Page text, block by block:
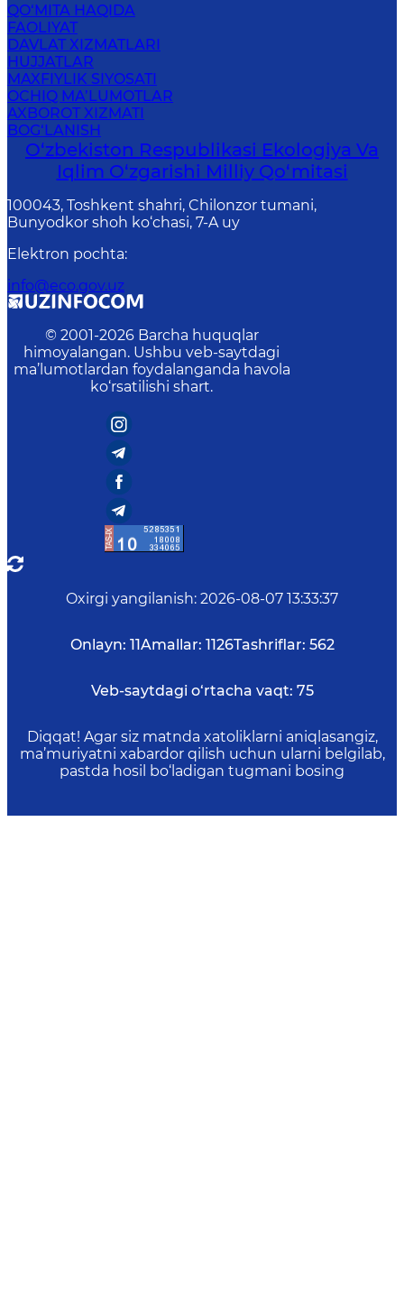
QO‘MITA HAQIDA
FAOLIYAT
DAVLAT XIZMATLARI
HUJJATLAR
MAXFIYLIK SIYOSATI
OCHIQ MA’LUMOTLAR
AXBOROT XIZMATI
BOG‘LANISH
O‘zbekiston Respublikasi Ekologiya Va
Iqlim O‘zgarishi Milliy Qo‘mitasi
100043, Toshkent shahri, Chilonzor tumani,
Bunyodkor shoh ko‘chasi, 7-A uy
Elektron pochta:
info@eco.gov.uz
© 2001-2026 Barcha huquqlar
himoyalangan. Ushbu veb-saytdagi
ma’lumotlardan foydalanganda havola
ko‘rsatilishi shart.
Oxirgi yangilanish: 2026-08-07 13:33:37
Onlayn: 11Amallar: 1126Tashriflar: 562
Veb-saytdagi o‘rtacha vaqt: 75
Diqqat! Agar siz matnda xatoliklarni aniqlasangiz,
ma’muriyatni xabardor qilish uchun ularni belgilab,
pastda hosil bo‘ladigan tugmani bosing